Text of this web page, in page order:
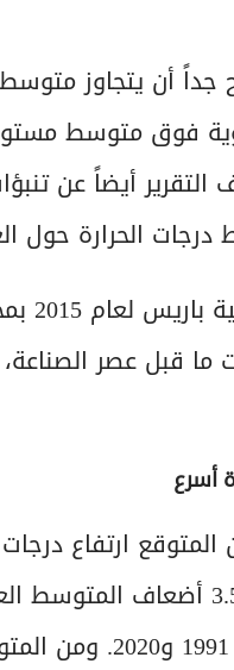
جداً أن يتجاوز
1.5 درجة مئوية فوق
قبل عصر الصناعة،
أسرع
المتوقع ارتفاع
الأساس للفترة